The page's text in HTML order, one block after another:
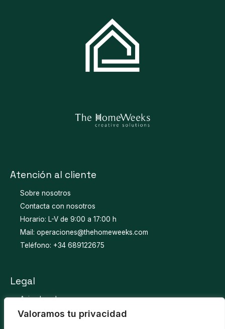
Valoramos tu privacidad
Atención al cliente
Sobre nosotros
Contacta con nosotros
Horario: L-V de 9:00 a 17:00 h
Mail: operaciones@thehomeweeks.com
Teléfono: +34 689122675
Legal
Aviso Legal
Política de privacidad